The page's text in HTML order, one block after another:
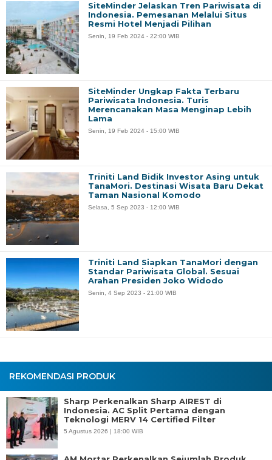
REKOMENDASI PRODUK
Sharp Perkenalkan Sharp AIREST di
Indonesia. AC Split Pertama dengan
Teknologi MERV 14 Certified Filter
5 Agustus 2026 | 18:00 WIB
SiteMinder Jelaskan Tren Pariwisata di
Indonesia. Pemesanan Melalui Situs
Resmi Hotel Menjadi Pilihan
Senin, 19 Feb 2024 - 22:00 WIB
SiteMinder Ungkap Fakta Terbaru
Pariwisata Indonesia. Turis
Merencanakan Masa Menginap Lebih
Lama
Senin, 19 Feb 2024 - 15:00 WIB
Triniti Land Bidik Investor Asing untuk
TanaMori. Destinasi Wisata Baru Dekat
Taman Nasional Komodo
Selasa, 5 Sep 2023 - 12:00 WIB
Triniti Land Siapkan TanaMori dengan
Standar Pariwisata Global. Sesuai
Arahan Presiden Joko Widodo
Senin, 4 Sep 2023 - 21:00 WIB